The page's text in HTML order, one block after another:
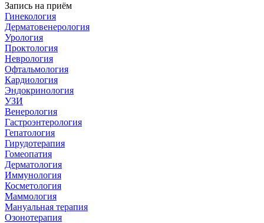
Запись на приём
Гинекология
Дерматовенерология
Урология
Проктология
Неврология
Офтальмология
Кардиология
Эндокринология
УЗИ
Венерология
Гастроэнтерология
Гепатология
Гирудотерапия
Гомеопатия
Дерматология
Иммунология
Косметология
Маммология
Мануальная терапия
Озонотерапия